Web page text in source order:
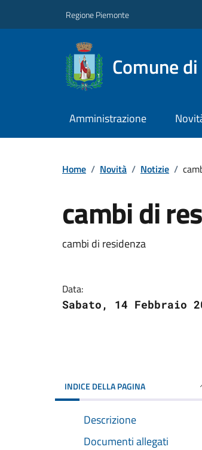
Regione Piemonte
Comune
Amministrazione
Home / Novità / Notizie /
cambi di
cambi di residenza
Data:
Sabato, 14 Febbraio
INDICE DELLA PAGINA
Descrizione
Documenti allegati